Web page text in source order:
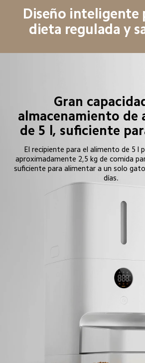
Diseño inteligente
dieta regulada y
Gran
almacenamiento de
de 5 l, suficiente
El recipiente para el alimento de 5 l
aproximadamente 2,5 kg de comida
suficiente para alimentar a un solo
días.